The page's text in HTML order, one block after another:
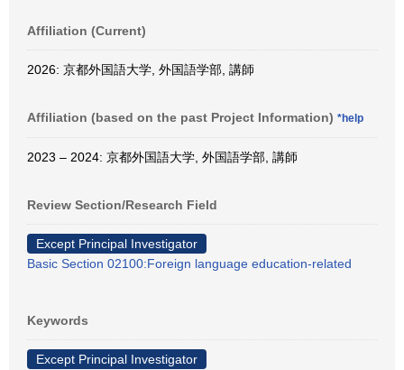
Affiliation (Current)
2026: 京都外国語大学, 外国語学部, 講師
Affiliation (based on the past Project Information) *help
2023 – 2024: 京都外国語大学, 外国語学部, 講師
Review Section/Research Field
Except Principal Investigator
Basic Section 02100:Foreign language education-related
Keywords
Except Principal Investigator